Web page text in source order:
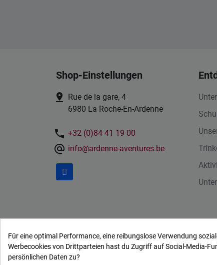
Shop-Einstellungen
pin_drop
Rue de la gare, 4
6980 La Roche-En-Ardenne
phone +32 (0)84 41 19 00
alternate_email info@ardenne-aventures.be
Diese
Für eine optimal Performance, eine reibungslose Verwendung
Werbecookies von Drittparteien hast du Zugriff auf Social-Media-
persönlichen Daten zu?